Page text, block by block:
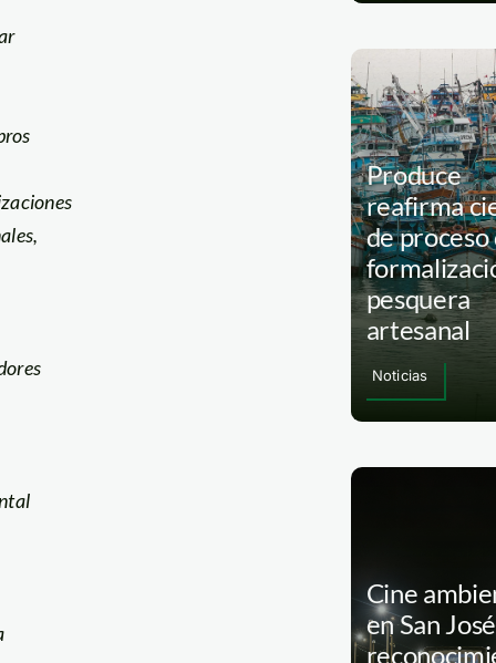
Produce
reafirma
de proceso
pesquera
artesanal
Noticias
Cine
en San